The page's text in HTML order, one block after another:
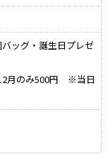
ッグ・誕生日プレゼ
月のみ500円 ※当日